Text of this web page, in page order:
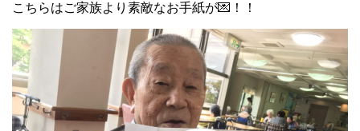
こちらはご家族より素敵なお手紙が💌！！